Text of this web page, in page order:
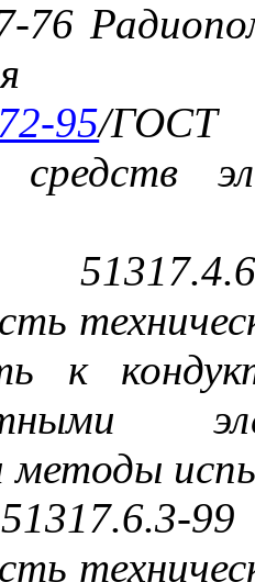
76
95/ГОСТ
средств
к
методы